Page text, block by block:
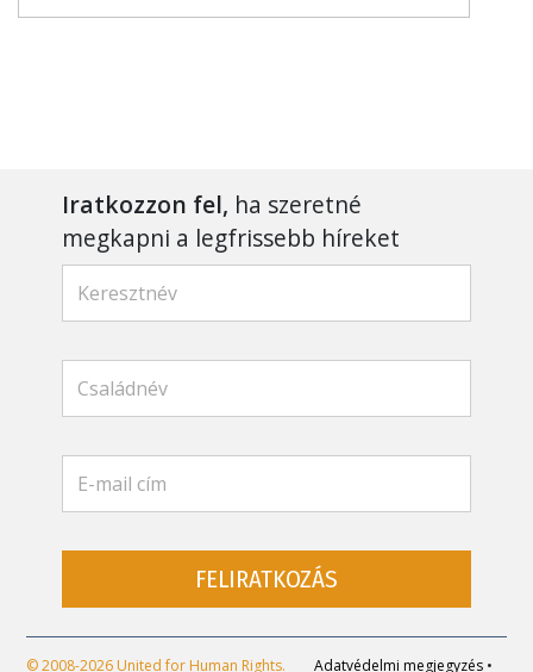
Iratkozzon fel, ha szeretné
megkapni a legfrissebb híreket
FELIRATKOZÁS
© 2008-2026 United for Human Rights. Adatvédelmi megjegyzés •